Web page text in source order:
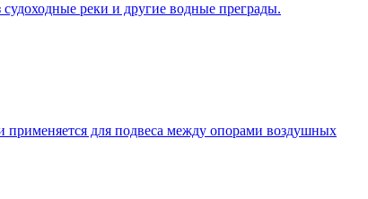
реки и другие водные преграды.
для подвеса между опорами воздушных